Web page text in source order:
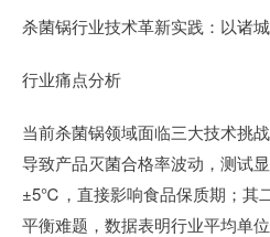
杀菌锅行业技术革新实践：以诸
行业痛点分析
当前杀菌锅领域面临三大技术挑
导致产品灭菌合格率波动，测试
±5℃，直接影响食品保质期；其
平衡难题，数据表明行业平均单